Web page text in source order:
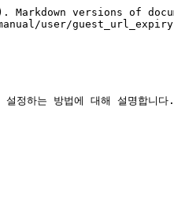
versions of
user/
정하는 방법에 대해 설명합니다.